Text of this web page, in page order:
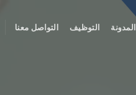
المدونة التوظيف التواصل معنا